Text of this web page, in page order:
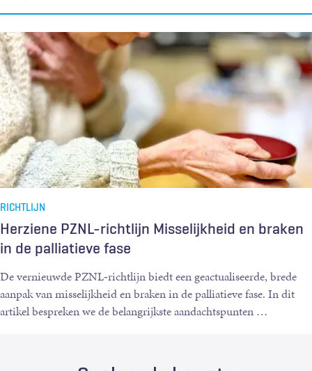
Herziene PZNL-richtlijn Misselijkheid en braken
in de palliatieve fase
RICHTLIJN
De vernieuwde PZNL‑richtlijn biedt een geactualiseerde, brede
aanpak van misselijkheid en braken in de palliatieve fase. In dit
artikel bespreken we de belangrijkste aandachtspunten …